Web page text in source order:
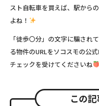
スト自転車を買えば、駅から
よね！
「徒歩〇分」の文字に騙され
る物件のURLをソコスモの公
チェックを受けてくださいね
この